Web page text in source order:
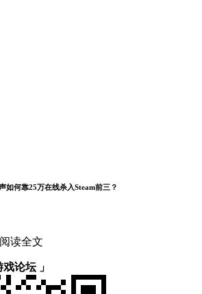
如何靠25万在线杀入Steam前三？
读全文
论坛 」